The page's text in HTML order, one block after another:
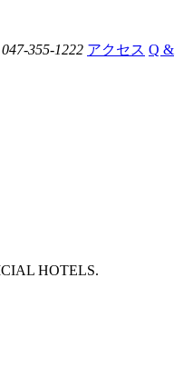
047-355-1222 アクセス Q &
HOTELS.